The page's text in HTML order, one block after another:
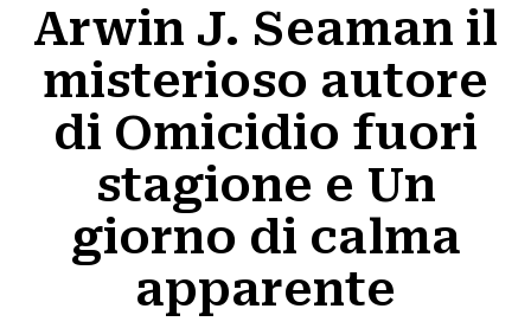
Arwin J. Seaman il
misterioso autore
di Omicidio fuori
stagione e Un
giorno di calma
apparente